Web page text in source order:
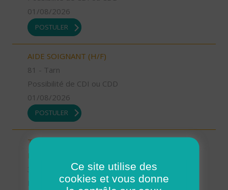
01/08/2026
POSTULER
AIDE SOIGNANT (H/F)
81 - Tarn
Possibilité de CDI ou CDD
01/08/2026
POSTULER
TECHNICIEN D’INTERVENTION SOCIALE ET
FAMILIALE (H/F)
31 - Haute-Garonne
Possibilité de CDI ou CDD
Ce site utilise des
cookies et vous donne